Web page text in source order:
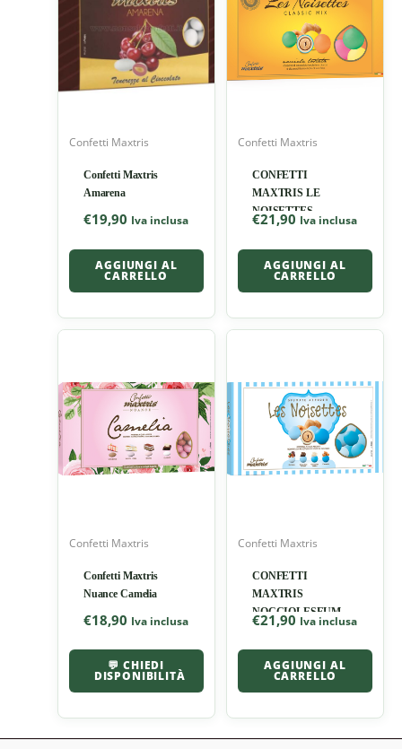
Confetti Maxtris
Confetti Maxtris
Amarena
€19,90 Iva inclusa
AGGIUNGI AL
CARRELLO
Confetti Maxtris
CONFETTI
MAXTRIS LE
NOISETTES
CLASSIC
€21,90 Iva inclusa
AGGIUNGI AL
CARRELLO
Confetti Maxtris
Confetti Maxtris
Nuance Camelia
€18,90 Iva inclusa
💬 CHIEDI
DISPONIBILITÀ
Confetti Maxtris
CONFETTI
MAXTRIS
NOCCIOLESFUMATI
CELESTI
€21,90 Iva inclusa
AGGIUNGI AL
CARRELLO